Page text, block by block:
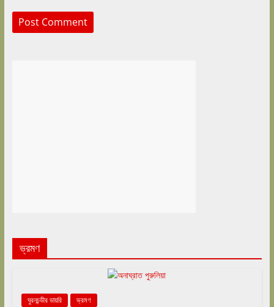
ভ্রমণ
ঘুরনচন্ডীর ডায়রি ভ্রমণ